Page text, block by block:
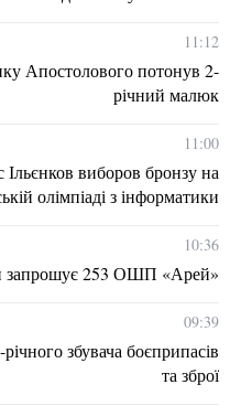
11:12
Апостолового потонув 2-
річний малюк
11:00
виборов бронзу на
олімпіаді з інформатики
10:36
запрошує 253 ОШП «Арей»
09:39
збувача боєприпасів
та зброї